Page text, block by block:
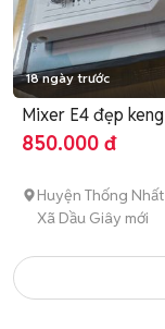
18 ngày trước
Mixer E4 đẹp keng
850.000 đ
Huyện Thống Nhất
Xã Dầu Giây mới